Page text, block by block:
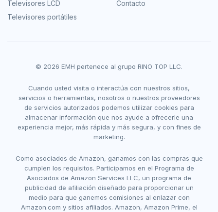
Televisores LCD
Televisores portátiles
Contacto
© 2026 EMH pertenece al grupo RINO TOP LLC.
Cuando usted visita o interactúa con nuestros sitios,
servicios o herramientas, nosotros o nuestros proveedores
de servicios autorizados podemos utilizar cookies para
almacenar información que nos ayude a ofrecerle una
experiencia mejor, más rápida y más segura, y con fines de
marketing.
Como asociados de Amazon, ganamos con las compras que
cumplen los requisitos. Participamos en el Programa de
Asociados de Amazon Services LLC, un programa de
publicidad de afiliación diseñado para proporcionar un
medio para que ganemos comisiones al enlazar con
Amazon.com y sitios afiliados. Amazon, Amazon Prime, el